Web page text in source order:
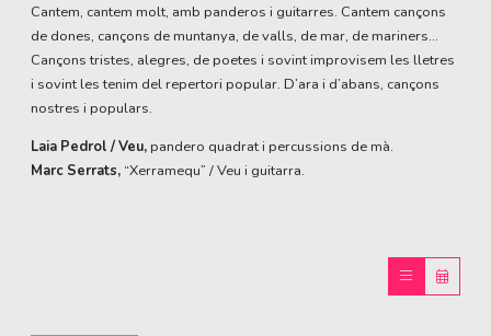
Cantem, cantem molt, amb panderos i guitarres. Cantem cançons
de dones, cançons de muntanya, de valls, de mar, de mariners...
Cançons tristes, alegres, de poetes i sovint improvisem les lletres
i sovint les tenim del repertori popular. D’ara i d’abans, cançons
nostres i populars.
Laia Pedrol / Veu, pandero quadrat i percussions de mà.
Marc Serrats, “Xerramequ” / Veu i guitarra.